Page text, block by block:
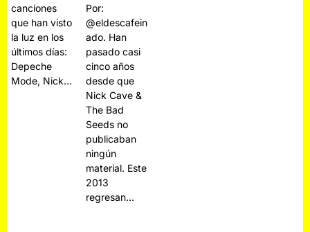
canciones
que han visto
la luz en los
últimos días:
Depeche
Mode, Nick…
Por:
@eldescafein
ado. Han
pasado casi
cinco años
desde que
Nick Cave &
The Bad
Seeds no
publicaban
ningún
material. Este
2013
regresan…